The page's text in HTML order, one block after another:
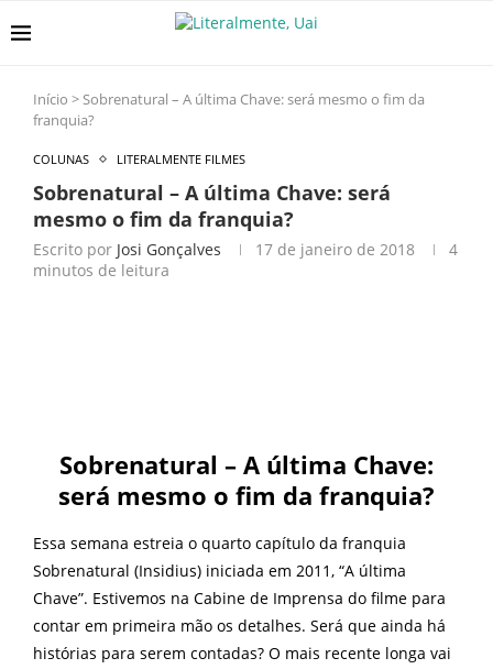
Início >Sobrenatural – A última Chave: será mesmo o fim da
franquia?
COLUNAS LITERALMENTE FILMES
Sobrenatural – A última Chave: será
mesmo o fim da franquia?
Escrito por Josi Gonçalves 17 de janeiro de 2018
4
minutos de leitura
Sobrenatural – A última Chave:
será mesmo o fim da franquia?
Essa semana estreia o quarto capítulo da franquia
Sobrenatural (Insidius) iniciada em 2011, “A última
Chave”. Estivemos na Cabine de Imprensa do filme para
contar em primeira mão os detalhes. Será que ainda há
histórias para serem contadas? O mais recente longa vai